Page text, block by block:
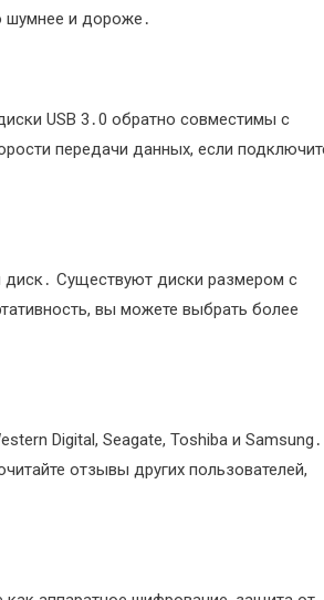
шумнее и дороже․
USB 3․0 обратно совместимы с
передачи данных, если
диск․ Существуют диски размером с
вы можете выбрать более
Digital, Seagate, Toshiba и Samsung․
отзывы других пользователей,